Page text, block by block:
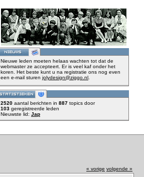
Nieuwe leden moeten helaas wachten tot dat de
webmaster ze accepteert. Er is veel kaf onder het
koren. Het beste kunt u na registratie ons nog even
een e-mail sturen jolydesign@ziggo.nl
2520 aantal berichten in 887 topics door
103 geregistreerde leden
Nieuwste lid: Jap
« vorige volgende »